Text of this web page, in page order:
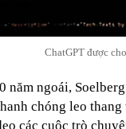
ChatGPT được
năm ngoái,
chóng leo
các cuộc trò